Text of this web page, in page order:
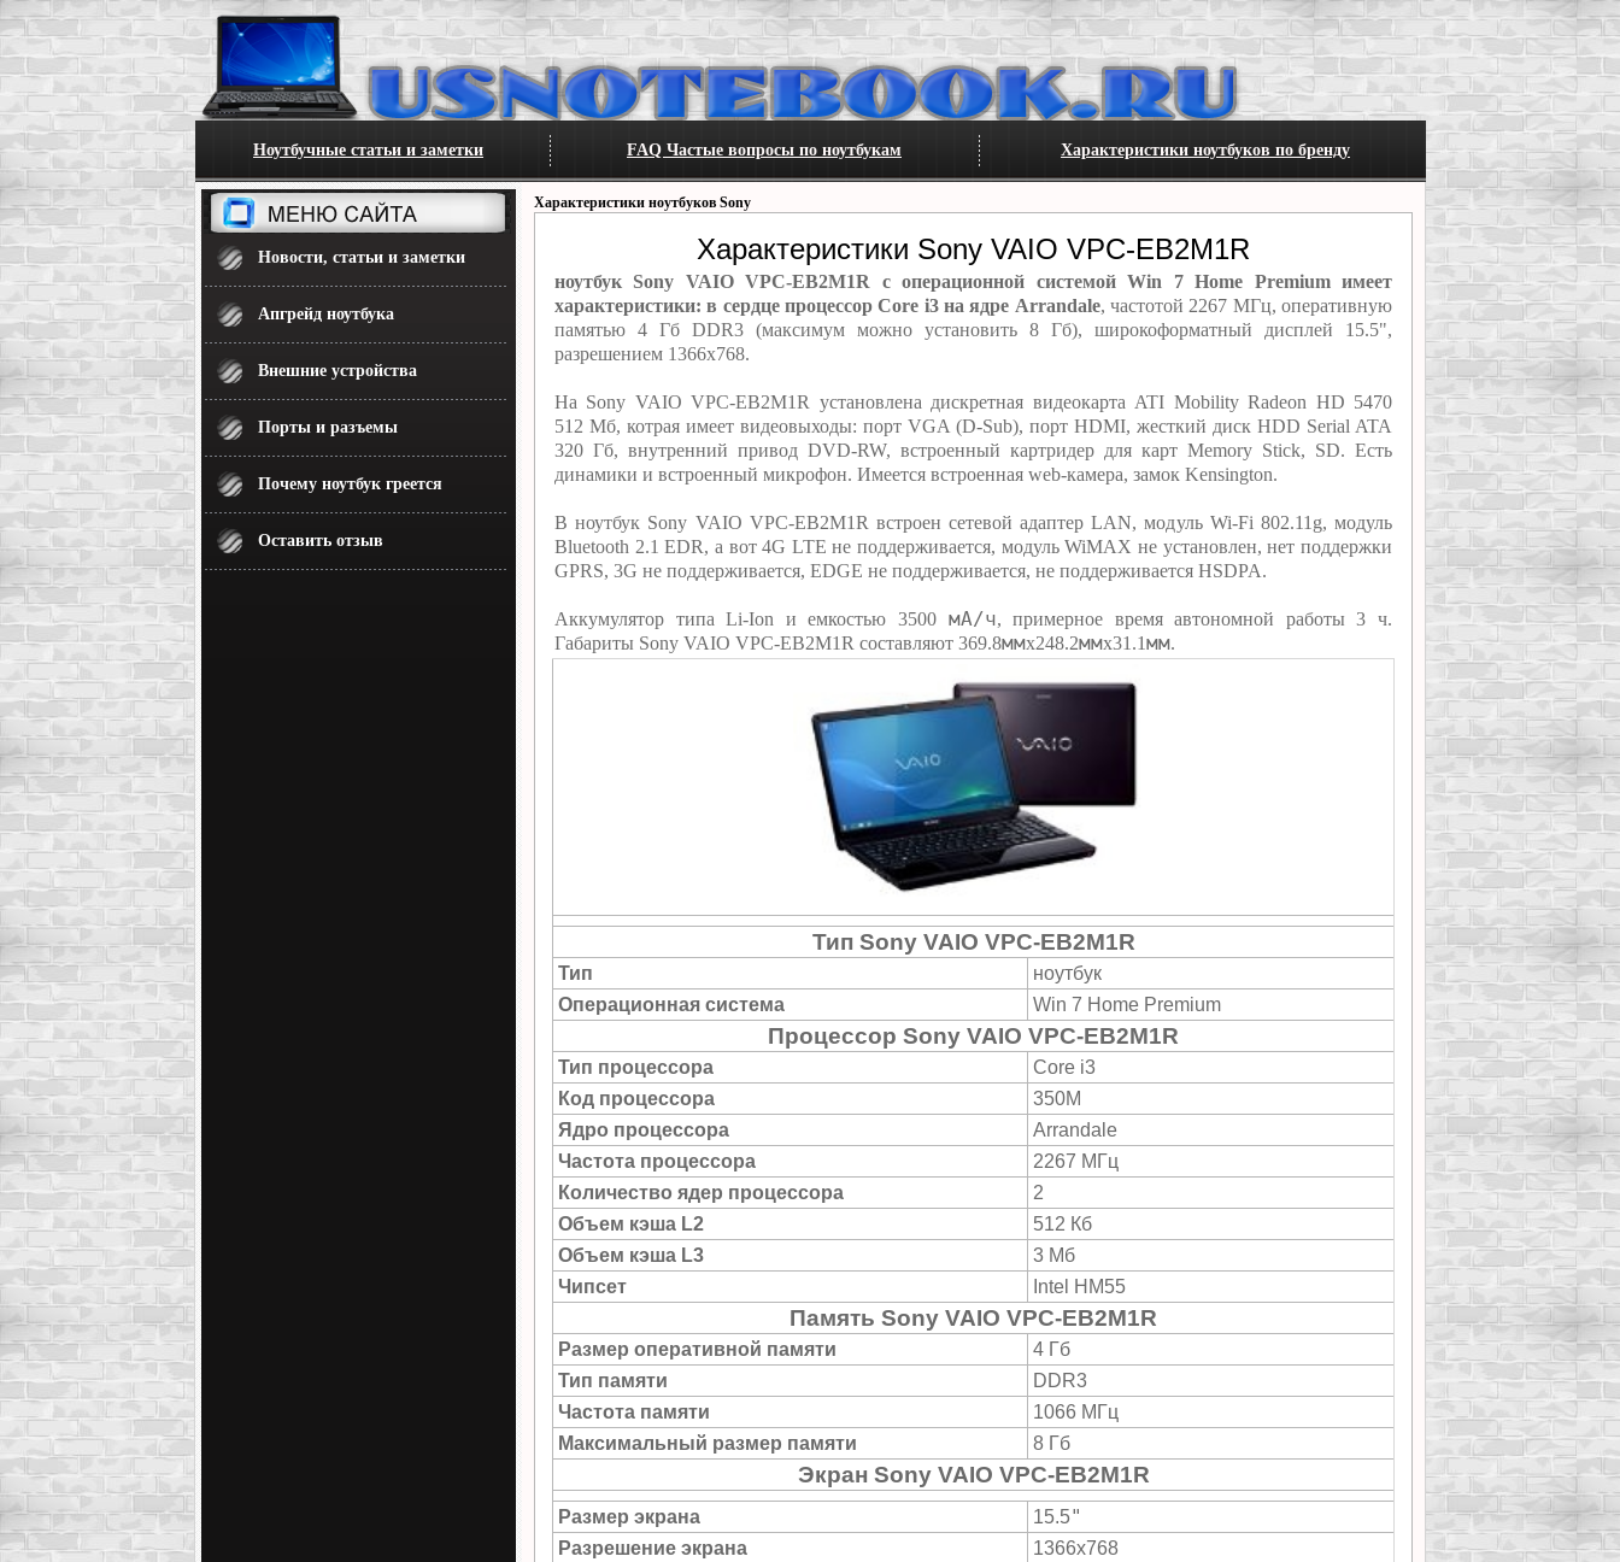
Ноутбучные статьи и заметки FAQ Частые вопросы по ноутбукам Характеристики ноутбуков по бренду
Новости, статьи и заметки
Апгрейд ноутбука
Внешние устройства
Порты и разъемы
Почему ноутбук греется
Оставить отзыв
Характеристики ноутбуков Sony
Характеристики Sony VAIO VPC-EB2M1R
ноутбук Sony VAIO VPC-EB2M1R с операционной системой Win 7 Home Premium имеет
характеристики: в сердце процессор Core i3 на ядре Arrandale, частотой 2267 МГц, оперативную
памятью 4 Гб DDR3 (максимум можно установить 8 Гб), широкоформатный дисплей 15.5",
разрешением 1366x768.
На Sony VAIO VPC-EB2M1R установлена дискретная видеокарта ATI Mobility Radeon HD 5470
512 Мб, котрая имеет видеовыходы: порт VGA (D-Sub), порт HDMI, жесткий диск HDD Serial ATA
320 Гб, внутренний привод DVD-RW, встроенный картридер для карт Memory Stick, SD. Есть
динамики и встроенный микрофон. Имеется встроенная web-камера, замок Kensington.
В ноутбук Sony VAIO VPC-EB2M1R встроен сетевой адаптер LAN, модуль Wi-Fi 802.11g, модуль
Bluetooth 2.1 EDR, а вот 4G LTE не поддерживается, модуль WiMAX не установлен, нет поддержки
GPRS, 3G не поддерживается, EDGE не поддерживается, не поддерживается HSDPA.
Аккумулятор типа Li-Ion и емкостью 3500 мА/ч, примерное время автономной работы 3 ч.
Габариты Sony VAIO VPC-EB2M1R составляют 369.8ммх248.2ммх31.1мм.
Тип Sony VAIO VPC-EB2M1R
Тип
ноутбук
Операционная система
Win 7 Home Premium
Процессор Sony VAIO VPC-EB2M1R
Тип процессора
Core i3
Код процессора
350M
Ядро процессора
Arrandale
Частота процессора
2267 МГц
Количество ядер процессора
2
Объем кэша L2
512 Кб
Объем кэша L3
3 Мб
Чипсет
Intel HM55
Память Sony VAIO VPC-EB2M1R
Размер оперативной памяти
4 Гб
Тип памяти
DDR3
Частота памяти
1066 МГц
Максимальный размер памяти
8 Гб
Экран Sony VAIO VPC-EB2M1R
Размер экрана 15.5"
Разрешение экрана
1366x768